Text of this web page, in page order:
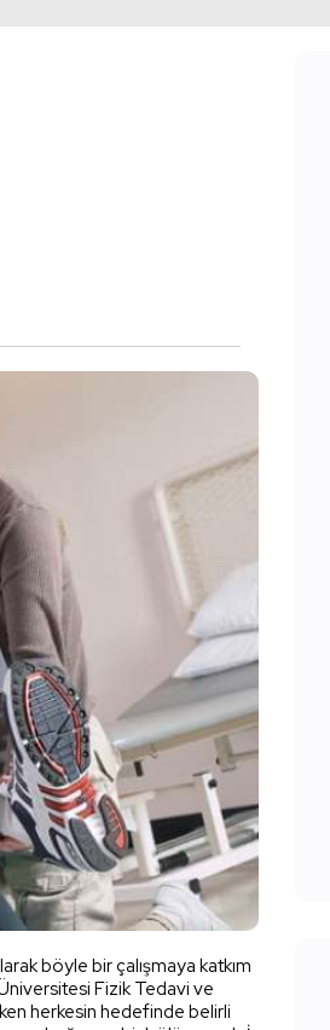
böyle bir çalışmaya katkım
Fizik Tedavi ve
herkesin hedefinde belirli